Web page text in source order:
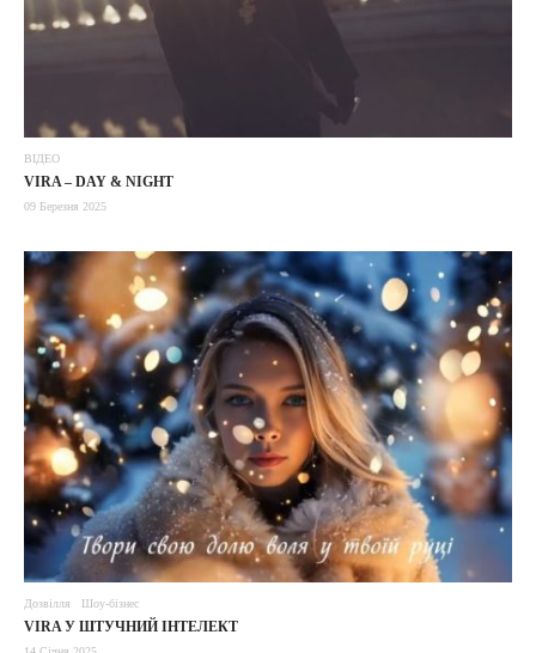
ВІДЕО
VIRA – DAY & NIGHT
09 Березня 2025
Дозвілля Шоу-бізнес
VIRA У ШТУЧНИЙ ІНТЕЛЕКТ